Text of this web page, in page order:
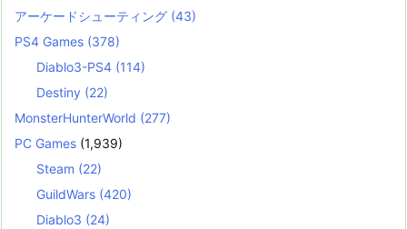
アーケードシューティング (43)
PS4 Games (378)
Diablo3-PS4 (114)
Destiny (22)
MonsterHunterWorld (277)
PC Games (1,939)
Steam (22)
GuildWars (420)
Diablo3 (24)